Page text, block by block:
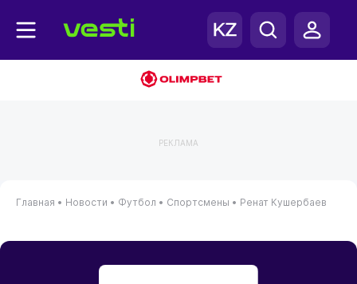
РЕКЛАМА
Главная • Новости • Футбол • Спортсмены • Ренат Кушербаев